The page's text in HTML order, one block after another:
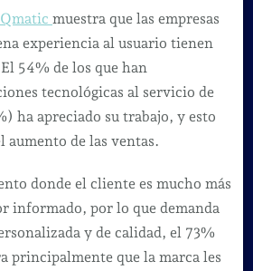
FIN
las
empiezan
a
el
cliente
Qmatic muestra que las empresas
experiencia al usuario tienen
54% de los que han
tecnológicas al servicio de
ha apreciado su trabajo, y esto
aumento de las ventas.
donde el cliente es mucho más
informado, por lo que demanda
y de calidad, el 73%
principalmente que la marca les